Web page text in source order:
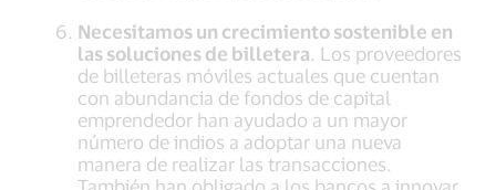
Necesitamos un crecimiento sostenible en
las soluciones de billetera. Los proveedores
de billeteras móviles actuales que cuentan
con abundancia de fondos de capital
emprendedor han ayudado a un mayor
número de indios a adoptar una nueva
manera de realizar las transacciones.